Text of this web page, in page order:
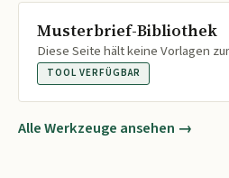
Musterbrief-Bibliothek
Diese Seite hält keine Vorlagen
TOOL VERFÜGBAR
Alle Werkzeuge ansehen →